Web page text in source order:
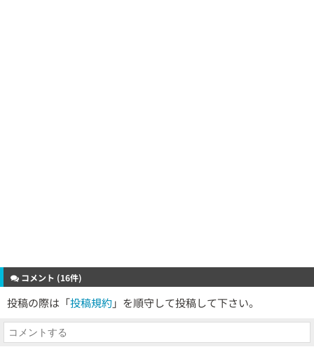
コメント (16件)
投稿の際は「投稿規約 」を順守して投稿して下さい。